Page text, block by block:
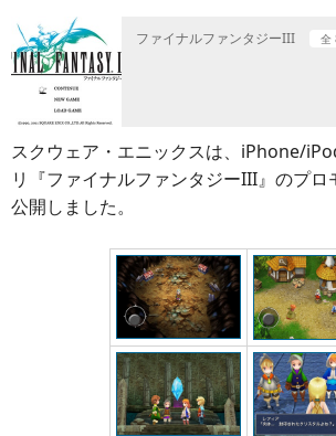
ファイナルファンタジーIII 全
スクウェア・エニックスは、iPhone/
リ『ファイナルファンタジーIII』のプロ
公開しました。